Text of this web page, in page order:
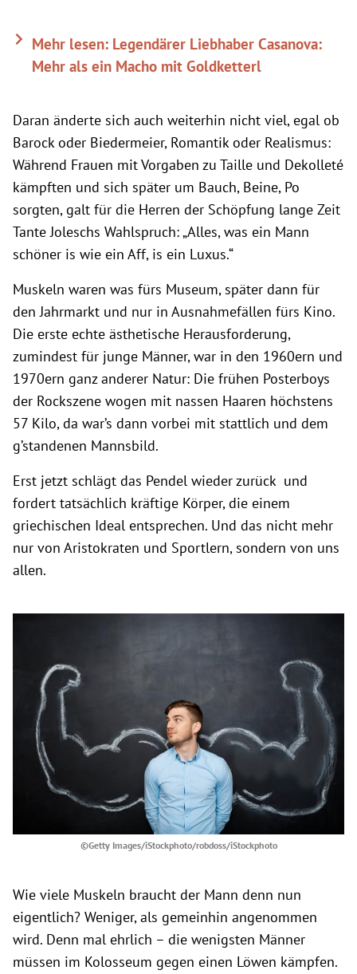
Mehr lesen: Legendärer Liebhaber Casanova:
Mehr als ein Macho mit Goldketterl
Daran änderte sich auch weiterhin nicht viel, egal ob
Barock oder Biedermeier, Romantik oder Realismus:
Während Frauen mit Vorgaben zu Taille und Dekolleté
kämpften und sich später um Bauch, Beine, Po
sorgten, galt für die Herren der Schöpfung lange Zeit
Tante Joleschs Wahlspruch: „Alles, was ein Mann
schöner is wie ein Aff, is ein Luxus.“
Muskeln waren was fürs Museum, später dann für
den Jahrmarkt und nur in Ausnahmefällen fürs Kino.
Die erste echte ästhetische Herausforderung,
zumindest für junge Männer, war in den 1960ern und
1970ern ganz anderer Natur: Die frühen Posterboys
der Rockszene wogen mit nassen Haaren höchstens
57 Kilo, da war’s dann vorbei mit stattlich und dem
g’standenen Mannsbild.
Erst jetzt schlägt das Pendel wieder zurück und
fordert tatsächlich kräftige Körper, die einem
griechischen Ideal entsprechen. Und das nicht mehr
nur von Aristokraten und Sportlern, sondern von uns
allen.
©Getty Images/iStockphoto/robdoss/iStockphoto
Wie viele Muskeln braucht der Mann denn nun
eigentlich? Weniger, als gemeinhin angenommen
wird. Denn mal ehrlich – die wenigsten Männer
müssen im Kolosseum gegen einen Löwen kämpfen.